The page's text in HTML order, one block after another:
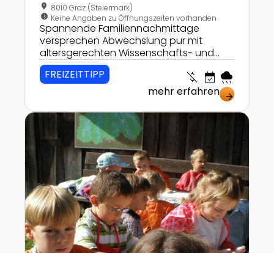
location_on 8010 Graz (Steiermark)
nest_clock_farsight_analog Keine Angaben zu Öffnungszeiten vorhanden
Spannende Familiennachmittage
versprechen Abwechslung pur mit
altersgerechten Wissenschafts- und
Spielstationen, interaktiven Workshops
und viel Spaß und Austausch mit
FREIZEITTIPP money_off event_available rainy
mehr erfahren arrow_forward
Zur Detailseite von Troger Mühle